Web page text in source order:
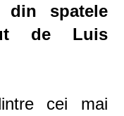
din spatele
de Luis
cei mai